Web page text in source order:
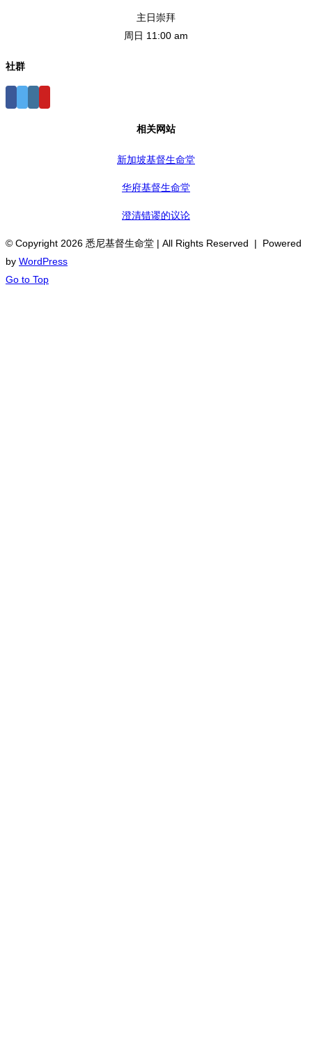
主日崇拜
周日 11:00 am
社群
相关网站
新加坡基督生命堂
华府基督生命堂
澄清错谬的议论
© Copyright 2026 悉尼基督生命堂 | All Rights Reserved | Powered
by WordPress
Go to Top